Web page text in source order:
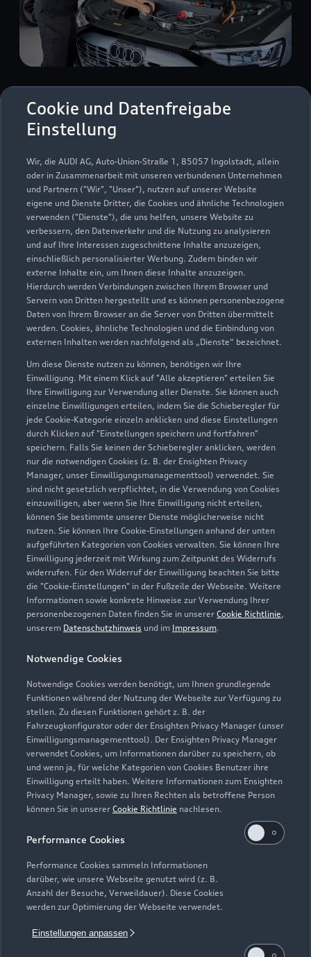
Cookie und Datenfreigabe
Einstellung
Wir, die AUDI AG, Auto-Union-Straße 1, 85057 Ingolstadt, allein
oder in Zusammenarbeit mit unseren verbundenen Unternehmen
und Partnern ("Wir", "Unser"), nutzen auf unserer Website
eigene und Dienste Dritter, die Cookies und ähnliche Technologien
verwenden ("Dienste"), die uns helfen, unsere Website zu
verbessern, den Datenverkehr und die Nutzung zu analysieren
und auf Ihre Interessen zugeschnittene Inhalte anzuzeigen,
einschließlich personalisierter Werbung. Zudem binden wir
externe Inhalte ein, um Ihnen diese Inhalte anzuzeigen.
Hierdurch werden Verbindungen zwischen Ihrem Browser und
Servern von Dritten hergestellt und es können personenbezogene
Daten von Ihrem Browser an die Server von Dritten übermittelt
werden. Cookies, ähnliche Technologien und die Einbindung von
externen Inhalten werden nachfolgend als „Dienste“ bezeichnet.
Um diese Dienste nutzen zu können, benötigen wir Ihre
Einwilligung. Mit einem Klick auf "Alle akzeptieren" erteilen Sie
Ihre Einwilligung zur Verwendung aller Dienste. Sie können auch
einzelne Einwilligungen erteilen, indem Sie die Schieberegler für
jede Cookie-Kategorie einzeln anklicken und diese Einstellungen
durch Klicken auf "Einstellungen speichern und fortfahren"
speichern. Falls Sie keinen der Schieberegler anklicken, werden
nur die notwendigen Cookies (z. B. der Ensighten Privacy
Manager, unser Einwilligungsmanagementtool) verwendet. Sie
sind nicht gesetzlich verpflichtet, in die Verwendung von Cookies
einzuwilligen, aber wenn Sie Ihre Einwilligung nicht erteilen,
können Sie bestimmte unserer Dienste möglicherweise nicht
nutzen. Sie können Ihre Cookie-Einstellungen anhand der unten
aufgeführten Kategorien von Cookies verwalten. Sie können Ihre
Einwilligung jederzeit mit Wirkung zum Zeitpunkt des Widerrufs
widerrufen. Für den Widerruf der Einwilligung beachten Sie bitte
die "Cookie-Einstellungen" in der Fußzeile der Webseite. Weitere
Informationen sowie konkrete Hinweise zur Verwendung Ihrer
personenbezogenen Daten finden Sie in unserer Cookie Richtlinie,
unserem Datenschutzhinweis und im Impressum.
Notwendige Cookies
Notwendige Cookies werden benötigt, um Ihnen grundlegende
Funktionen während der Nutzung der Webseite zur Verfügung zu
stellen. Zu diesen Funktionen gehört z. B. der
Fahrzeugkonfigurator oder der Ensighten Privacy Manager (unser
Einwilligungsmanagementtool). Der Ensighten Privacy Manager
verwendet Cookies, um Informationen darüber zu speichern, ob
und wenn ja, für welche Kategorien von Cookies Benutzer ihre
Einwilligung erteilt haben. Weitere Informationen zum Ensighten
Privacy Manager, sowie zu Ihren Rechten als betroffene Person
können Sie in unserer Cookie Richtlinie nachlesen.
Performance Cookies
Performance Cookies sammeln Informationen
darüber, wie unsere Webseite genutzt wird (z. B.
Anzahl der Besuche, Verweildauer). Diese Cookies
werden zur Optimierung der Webseite verwendet.
Einstellungen anpassen
Zur Reparatur
Zur Inspektion
Zurück nach oben
Modelle
Alle Modelle
Modelle vergleichen
Elektromodelle
Plug-in-Hybride
Kaufen & leasen
Neuwagensuche
Gebrauchtwagen
Geschäftskunden
Service & Zubehör
Saisonale Angebote
Audi Services
Garantie
Audi digital services
Support
Kundenservice
Händlersuche
Audi Code
Häufige Fragen (FAQ)
Audi Online Beratung
Online-Terminvereinbarung
Servicekontakt
Bordbuch & Bedienungsanleitungen
Verträge kündigen
Über Audi
Unternehmen
Presse & Media Center
Datenschutz
Audi erleben
Newsletter
© 2026 AUDI AG. Alle Rechte vorbehalten
Impressum Rechtliches
Hinweisgebersystem
Datenschutzinformation
Cookie-Einstellungen
Cookie-Richtlinie
Barrierefreiheit
Digital Services Act
EU Data Act
Wir geben für jedes Audi Neufahrzeug eine umfangreiche Audi
Mobilitätsgarantie, die ab Auslieferung bis zur ersten fälligen
Neufahrzeug direkt von der AUDI AG erwerben, gibt die AUDI
AG, Auto-Union-Straße 1, 85057 Ingolstadt, ab Auslieferung
bis zur ersten fälligen Inspektion oder erstem fälligen
bzw. verlängern die Audi Mobilitätsgarantie jeweils bis zur